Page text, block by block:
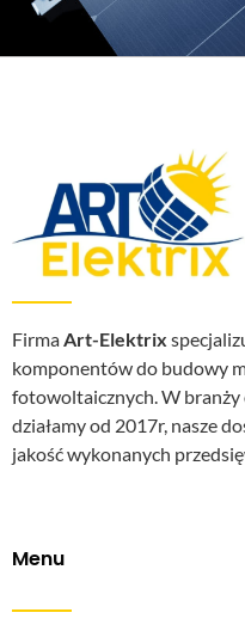
Firma Art-Elektrix
komponentów do budowy
fotowoltaicznych. W branży
działamy od 2017r, nasze
jakość wykonanych
Menu